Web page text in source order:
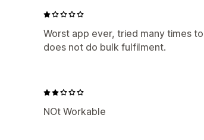
Worst app ever, tried many times
does not do bulk fulfilment.
NOt Workable